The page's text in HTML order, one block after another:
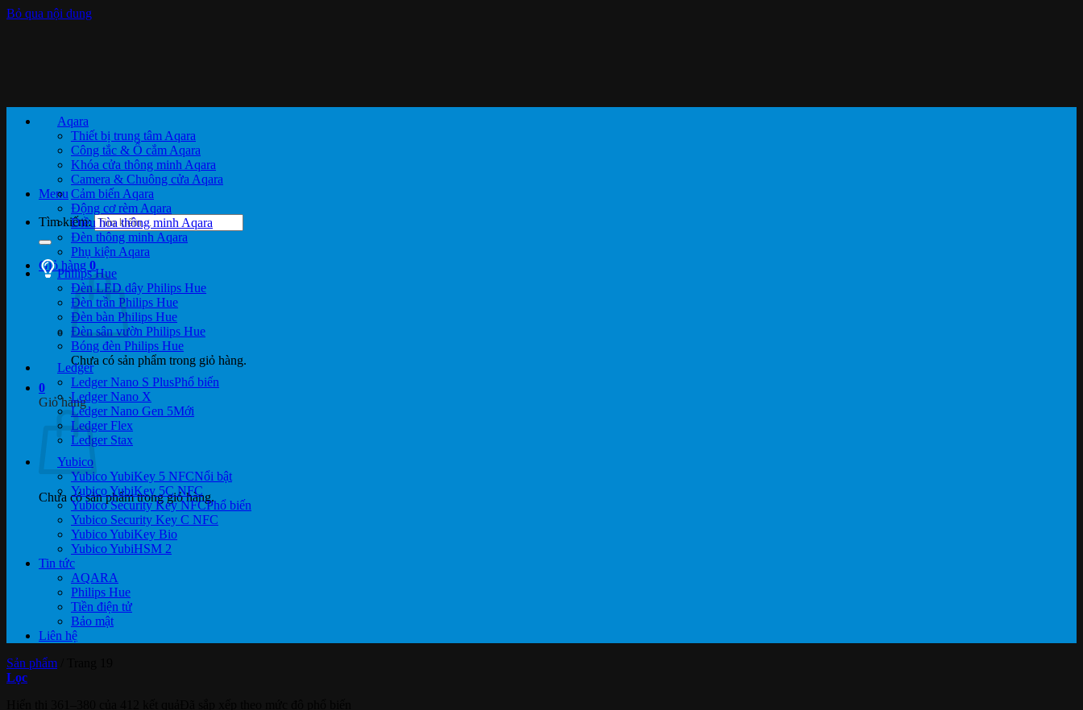
Bỏ qua nội dung
Menu
Tìm kiếm:
Giỏ hàng 0
Chưa có sản phẩm trong giỏ hàng.
0
Giỏ hàng
Chưa có sản phẩm trong giỏ hàng.
Aqara
Thiết bị trung tâm Aqara
Công tắc & Ổ cắm Aqara
Khóa cửa thông minh Aqara
Camera & Chuông cửa Aqara
Cảm biến Aqara
Động cơ rèm Aqara
Điều hòa thông minh Aqara
Đèn thông minh Aqara
Phụ kiện Aqara
Philips Hue
Đèn LED dây Philips Hue
Đèn trần Philips Hue
Đèn bàn Philips Hue
Đèn sân vườn Philips Hue
Bóng đèn Philips Hue
Ledger
Ledger Nano S Plus
Ledger Nano X
Ledger Nano Gen 5
Ledger Flex
Ledger Stax
Yubico
Yubico YubiKey 5 NFC
Yubico YubiKey 5C NFC
Yubico Security Key NFC
Yubico Security Key C NFC
Yubico YubiKey Bio
Yubico YubiHSM 2
Tin tức
AQARA
Philips Hue
Tiền điện tử
Bảo mật
Liên hệ
Sản phẩm
Lọc